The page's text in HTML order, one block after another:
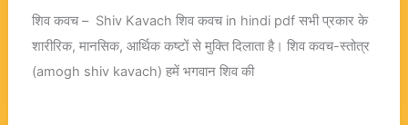
शिव कवच – Shiv Kavach शिव कवच in hindi pdf सभी प्रकार के
शारीरिक, मानसिक, आर्थिक कष्टों से मुक्ति दिलाता है। शिव कवच-स्तोत्र
(amogh shiv kavach) हमें भगवान शिव की